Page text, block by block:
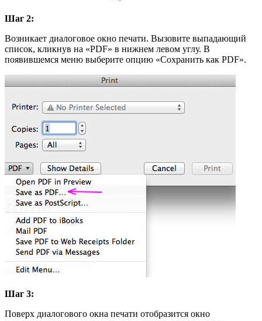
Шаг 2:
Возникает диалоговое окно печати. Вызовите выпадающий
список, кликнув на «PDF» в нижнем левом углу. В
появившемся меню выберите опцию «Сохранить как PDF».
Шаг 3:
Поверх диалогового окна печати отобразится окно